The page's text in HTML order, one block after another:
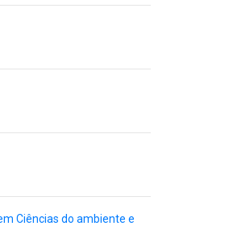
Ciências do ambiente e